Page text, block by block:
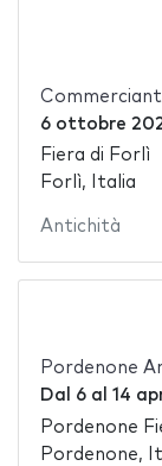
6 ottobre
Fiera di Forlì
Forlì, Italia
Antichità
Pordenone
Dal 6al 14
Pordenone
Pordenone,